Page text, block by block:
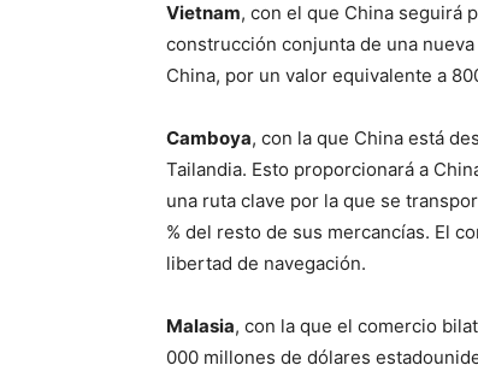
Vietnam, con el que China seguirá
construcción conjunta de una
China, por un valor equivalente a
Camboya, con la que China está
Tailandia. Esto proporcionará a
una ruta clave por la que se
% del resto de sus mercancías. El
libertad de navegación.
Malasia, con la que el comercio
000 millones de dólares